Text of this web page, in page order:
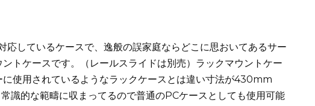
しているケースで、逸般の誤家庭ならどこに思おいてあるサー
トケースです。（レールスライドは別売）ラックマウントケー
に使用されているようなラックケースとは違い寸法が430mm
的な範疇に収まってるので普通のPCケースとしても使用可能